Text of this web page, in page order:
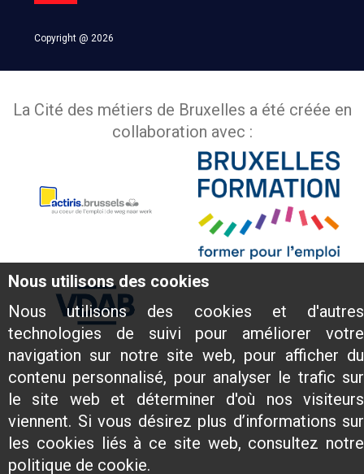
Nous utilisons des cookies
Nous utilisons des cookies et d'autres
technologies de suivi pour améliorer votre
navigation sur notre site web, pour afficher du
contenu personnalisé, pour analyser le trafic sur
le site web et déterminer d'où nos visiteurs
viennent. Si vous désirez plus d’informations sur
les cookies liés à ce site web, consultez notre
politique de cookie.
Copyright @ 2026
La Cité des métiers de Bruxelles a été créée en
collaboration avec :